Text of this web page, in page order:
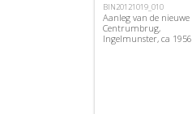
BIN20121019_010
Aanleg van de nieuwe
Centrumbrug,
Ingelmunster, ca 1956